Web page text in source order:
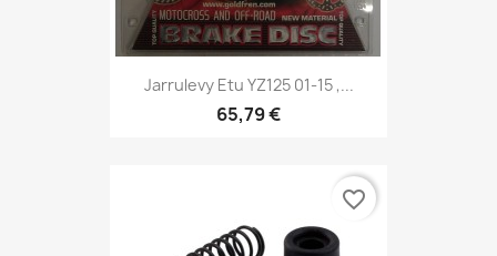
Jarrulevy Etu YZ125 01-15 ,...
65,79 €
favorite_border